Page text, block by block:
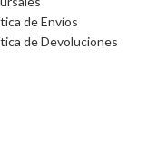
de Envíos
de Devoluciones